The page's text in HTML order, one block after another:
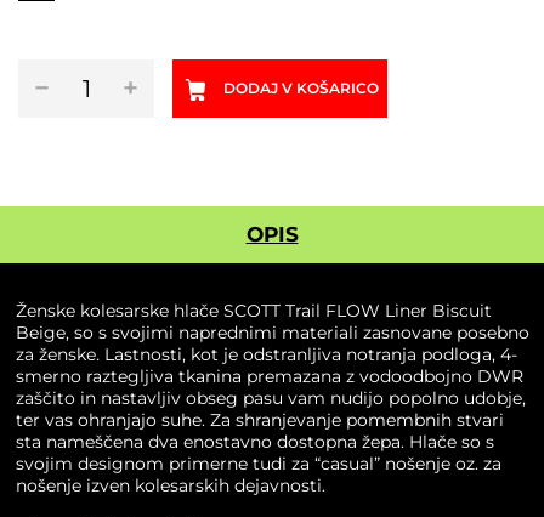
−
kolesarske
količina
+ DODAJ V KOŠARICO
OPIS
Ženske kolesarske hlače SCOTT Trail FLOW Liner Biscuit
Beige, so s svojimi naprednimi materiali zasnovane posebno
za ženske. Lastnosti, kot je odstranljiva notranja podloga, 4-
smerno raztegljiva tkanina premazana z vodoodbojno DWR
zaščito in nastavljiv obseg pasu vam nudijo popolno udobje,
ter vas ohranjajo suhe. Za shranjevanje pomembnih stvari
sta nameščena dva enostavno dostopna žepa. Hlače so s
svojim designom primerne tudi za “casual” nošenje oz. za
nošenje izven kolesarskih dejavnosti.